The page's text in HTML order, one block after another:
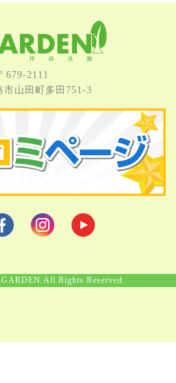
679-2111
市⼭⽥町多⽥751-3
Rights Reserved.